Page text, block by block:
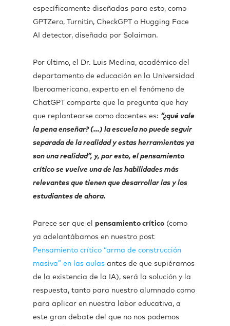
específicamente diseñadas para esto, como
GPTZero, Turnitin, CheckGPT o Hugging Face
AI detector, diseñada por Solaiman.
Por último, el Dr. Luis Medina, académico del
departamento de educación en la Universidad
Iberoamericana, experto en el fenómeno de
ChatGPT comparte que la pregunta que hay
que replantearse como docentes es: “¿qué vale
la pena enseñar? (…) la escuela no puede seguir
separada de la realidad y estas herramientas ya
son una realidad”, y, por esto, el pensamiento
crítico se vuelve una de las habilidades más
relevantes que tienen que desarrollar las y los
estudiantes de ahora.
Parece ser que el pensamiento crítico (como
ya adelantábamos en nuestro post
Pensamiento crítico “arma de construcción
masiva” en las aulas antes de que supiéramos
de la existencia de la IA), será la solución y la
respuesta, tanto para nuestro alumnado como
para aplicar en nuestra labor educativa, a
este gran debate del que no nos podemos